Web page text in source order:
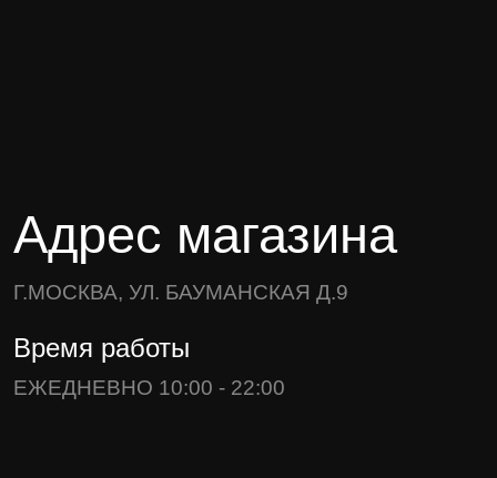
Адрес магазина
Г.МОСКВА, УЛ. БАУМАНСКАЯ Д.9
Время работы
ЕЖЕДНЕВНО 10:00 - 22:00